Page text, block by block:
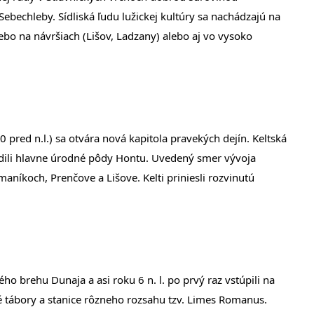
Sídliská ľudu lužickej kultúry sa nachádzajú na
na návršiach (Lišov, Ladzany) alebo aj vo vysoko
pred n.l.) sa otvára nová kapitola pravekých dejín. Keltská
hlavne úrodné pôdy Hontu. Uvedený smer vývoja
Prenčove a Lišove. Kelti priniesli rozvinutú
brehu Dunaja a asi roku 6 n. l. po prvý raz vstúpili na
a stanice rôzneho rozsahu tzv. Limes Romanus.